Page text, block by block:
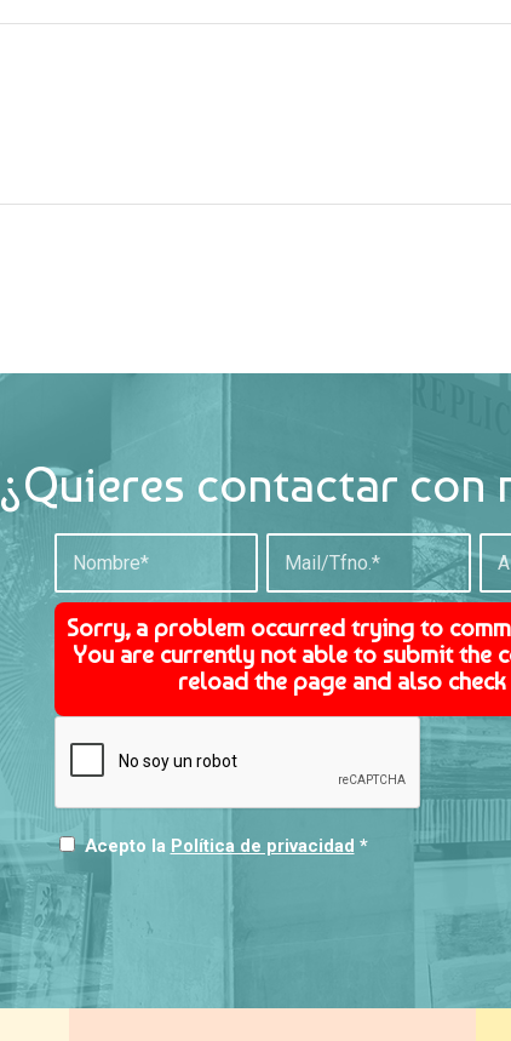
¿Quieres contactar con
Sorry, a problem occurred trying to
You are currently not able to submit the
reload the page and also
Acepto la Política de privacidad *